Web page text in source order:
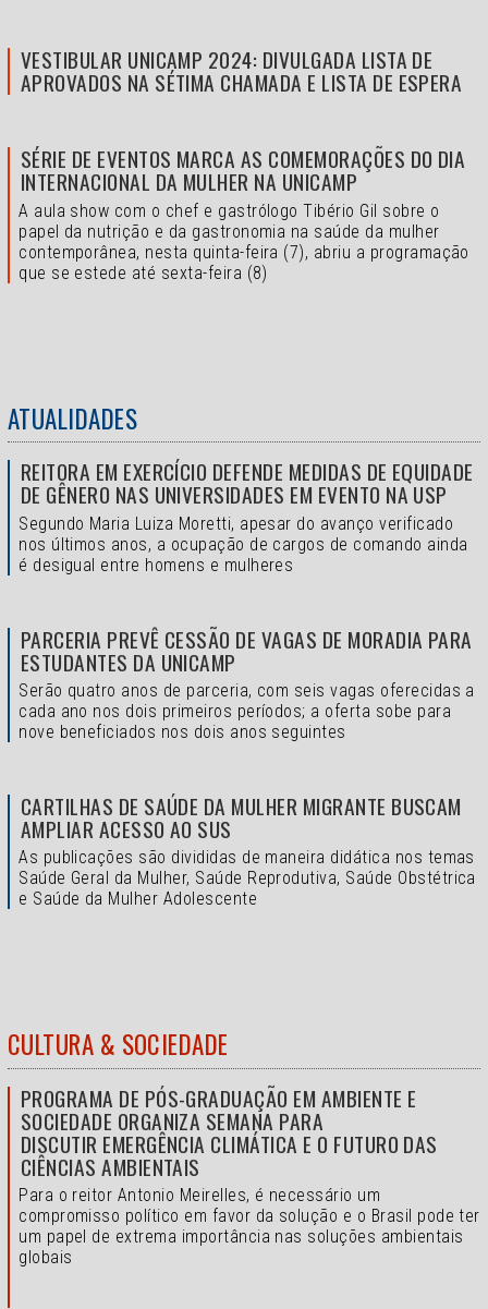
VESTIBULAR UNICAMP 2024: DIVULGADA LISTA DE
APROVADOS NA SÉTIMA CHAMADA E LISTA DE ESPERA
SÉRIE DE EVENTOS MARCA AS COMEMORAÇÕES DO DIA
INTERNACIONAL DA MULHER NA UNICAMP
A aula show com o chef e gastrólogo Tibério Gil sobre o
papel da nutrição e da gastronomia na saúde da mulher
contemporânea, nesta quinta-feira (7), abriu a programação
que se estede até sexta-feira (8)
ATUALIDADES
REITORA EM EXERCÍCIO DEFENDE MEDIDAS DE EQUIDADE
DE GÊNERO NAS UNIVERSIDADES EM EVENTO NA USP
Segundo Maria Luiza Moretti, apesar do avanço verificado
nos últimos anos, a ocupação de cargos de comando ainda
é desigual entre homens e mulheres
PARCERIA PREVÊ CESSÃO DE VAGAS DE MORADIA PARA
ESTUDANTES DA UNICAMP
Serão quatro anos de parceria, com seis vagas oferecidas a
cada ano nos dois primeiros períodos; a oferta sobe para
nove beneficiados nos dois anos seguintes
CARTILHAS DE SAÚDE DA MULHER MIGRANTE BUSCAM
AMPLIAR ACESSO AO SUS
As publicações são divididas de maneira didática nos temas
Saúde Geral da Mulher, Saúde Reprodutiva, Saúde Obstétrica
e Saúde da Mulher Adolescente
CULTURA & SOCIEDADE
PROGRAMA DE PÓS-GRADUAÇÃO EM AMBIENTE E
SOCIEDADE ORGANIZA SEMANA PARA
DISCUTIR EMERGÊNCIA CLIMÁTICA E O FUTURO DAS
CIÊNCIAS AMBIENTAIS
Para o reitor Antonio Meirelles, é necessário um
compromisso político em favor da solução e o Brasil pode ter
um papel de extrema importância nas soluções ambientais
globais